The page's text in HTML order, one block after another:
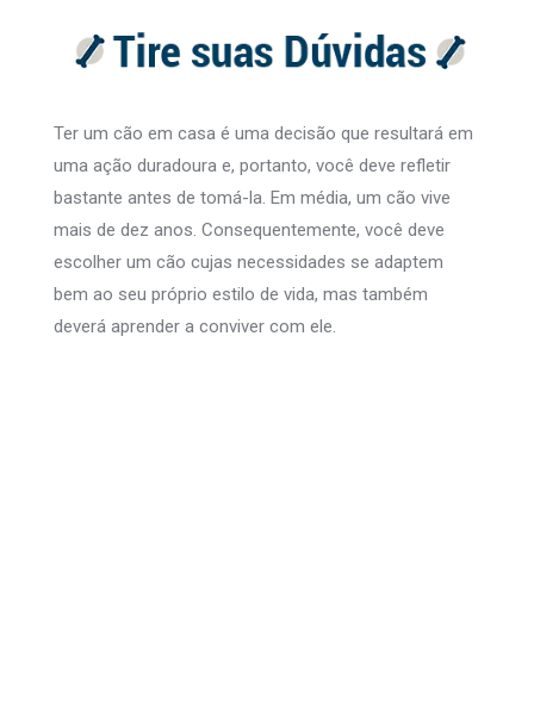
Ter um cão em casa é uma decisão que resultará em
uma ação duradoura e, portanto, você deve refletir
bastante antes de tomá-la. Em média, um cão vive
mais de dez anos. Consequentemente, você deve
escolher um cão cujas necessidades se adaptem
bem ao seu próprio estilo de vida, mas também
deverá aprender a conviver com ele.